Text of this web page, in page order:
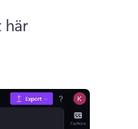
här